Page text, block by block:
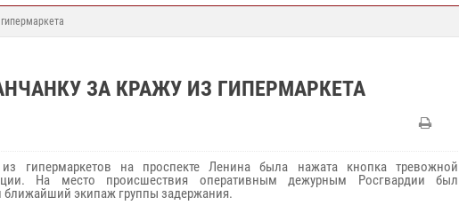
ЗА КРАЖУ ИЗ ГИПЕРМАРКЕТА
гипермаркетов на проспекте Ленина была нажата кнопка тревожной
На место происшествия оперативным дежурным Росгвардии был
ближайший экипаж группы задержания.